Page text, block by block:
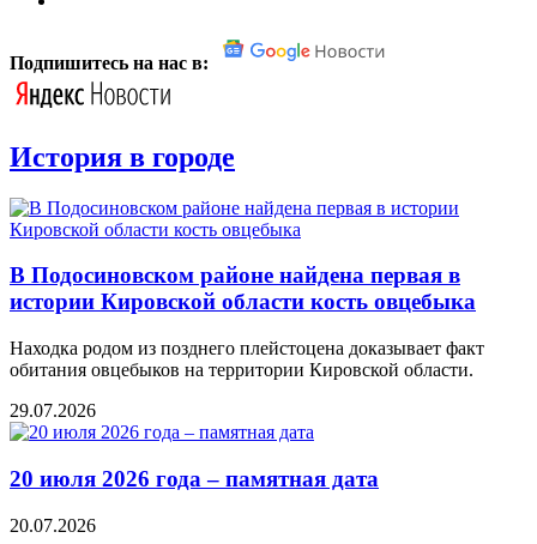
Подпишитесь на нас в:
История в городе
В Подосиновском районе найдена первая в
истории Кировской области кость овцебыка
Находка родом из позднего плейстоцена доказывает факт
обитания овцебыков на территории Кировской области.
29.07.2026
20 июля 2026 года – памятная дата
20.07.2026